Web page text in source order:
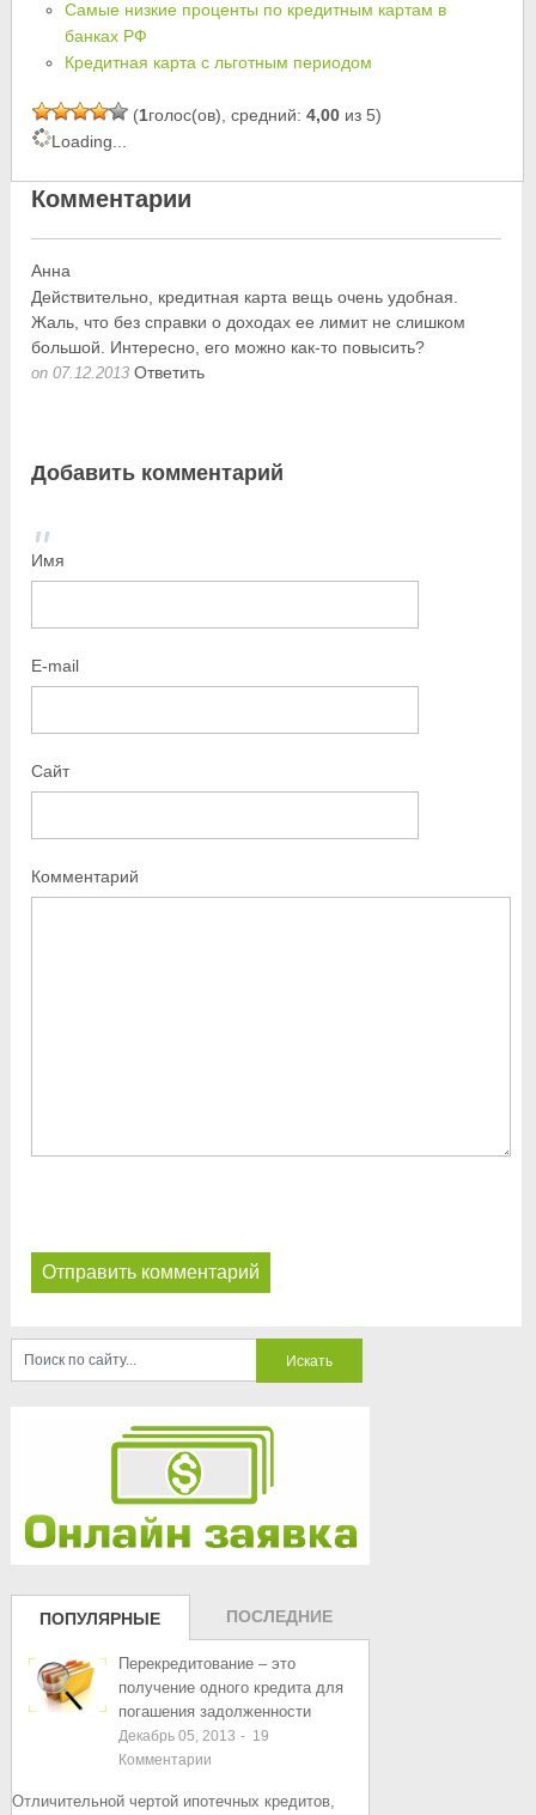
Самые низкие проценты по кредитным картам в
банках РФ
Кредитная карта с льготным периодом
(1голос(ов), средний:4,00 из 5)
Loading...
Комментарии
Анна
Действительно, кредитная карта вещь очень удобная.
Жаль, что без справки о доходах ее лимит не слишком
большой. Интересно, его можно как-то повысить?
on 07.12.2013 Ответить
Добавить комментарий
Имя
E-mail
Сайт
Комментарий
ПОПУЛЯРНЫЕ
ЗАПИСИ
ПОСЛЕДНИЕ
ЗАПИСИ
Перекредитование – это
получение одного кредита для
погашения задолженности
Декабрь 05, 2013 - 19
Комментарии
Отличительной чертой ипотечных кредитов,